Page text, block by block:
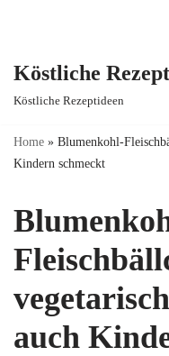
content
Köstliche
Köstliche Rezeptideen
Home » Blumenkohl-
Kindern schmeckt
auch